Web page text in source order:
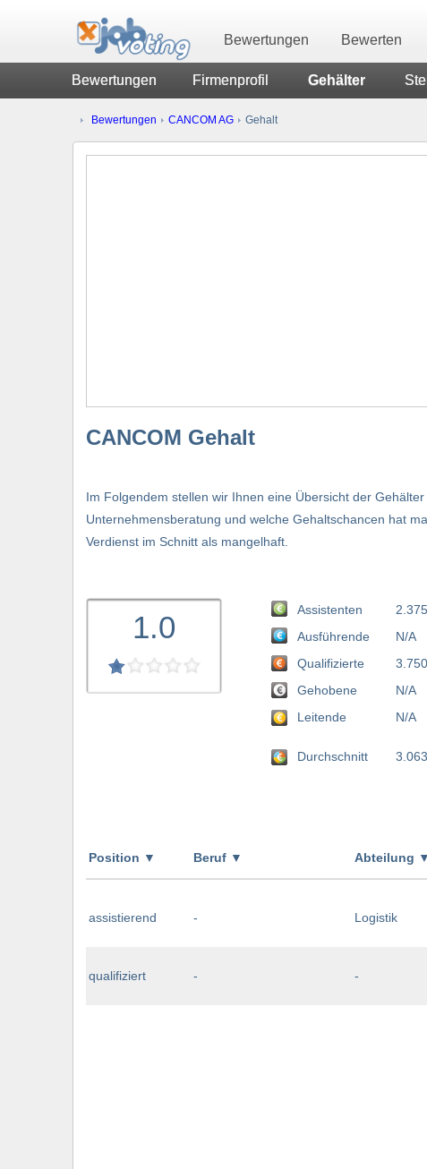
Bewertungen Bewerten
Bewertungen Firmenprofil Gehälter
Bewertungen CANCOM AG Gehalt
CANCOM Gehalt
Im Folgendem stellen wir Ihnen eine Übersicht der
Unternehmensberatung und welche Gehaltschancen hat
Verdienst im Schnitt als mangelhaft.
1.0
Assistenten
Ausführende
Qualifizierte
Gehobene
Leitende
Durchschnitt
N/A
N/A
N/A
Position ▼ Beruf ▼ Abteilung ▼
assistierend - Logistik
qualifiziert - -